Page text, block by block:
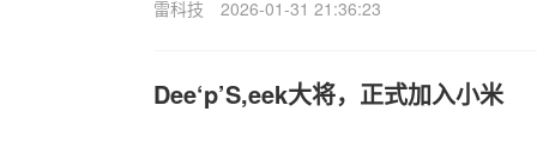
雷科技 2026-01-31 21:36:23
Dee‘p’S,eek大将，正式加入小米